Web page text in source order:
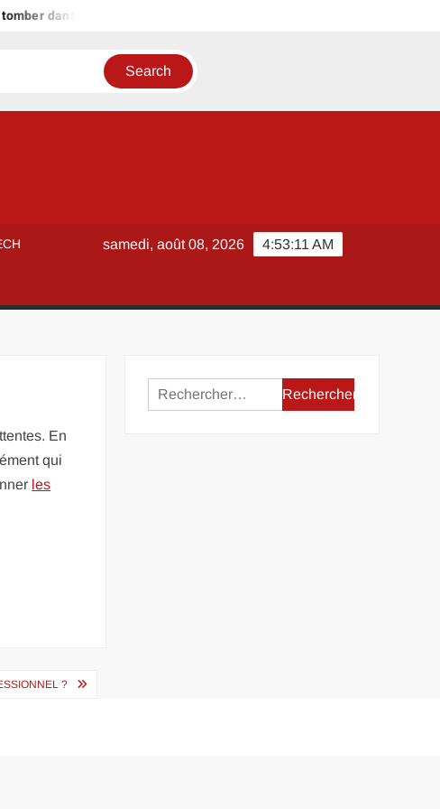
dans le kitsch
4:53:11 AM
samedi, août 08, 2026
En
qui
les
?
Rechercher :